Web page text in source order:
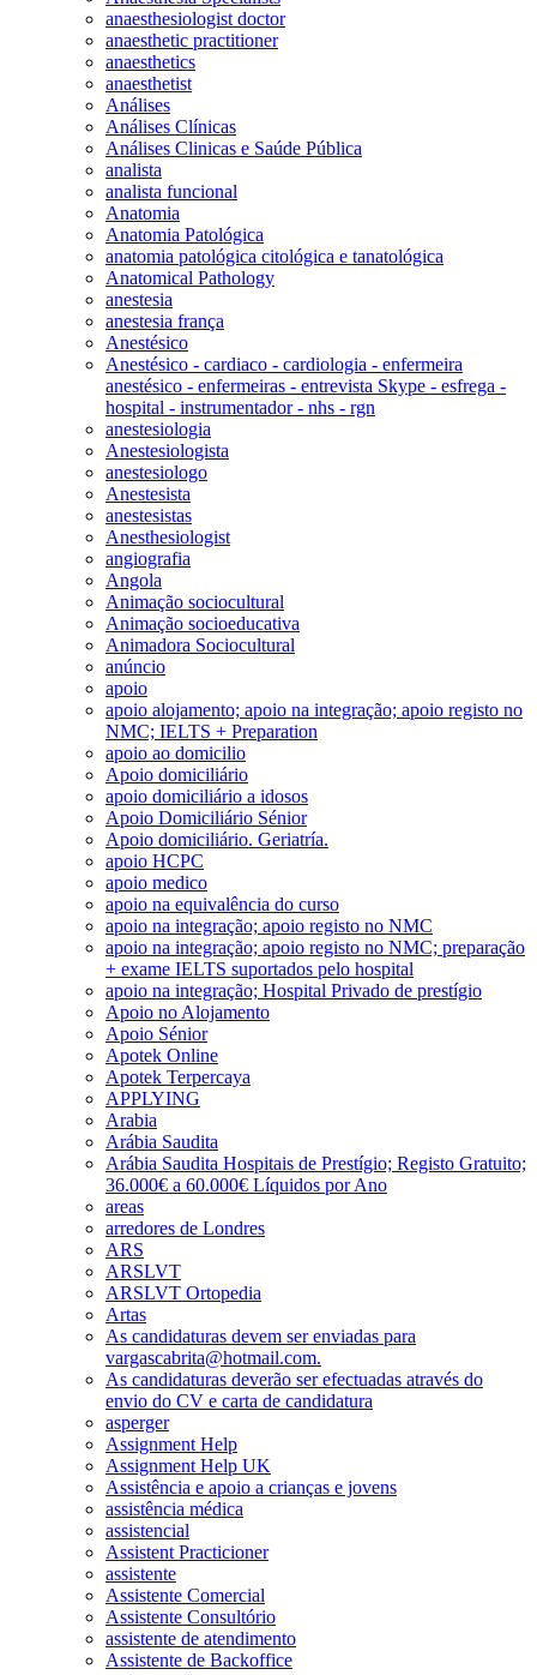
anaesthesiologist doctor
anaesthetic practitioner
anaesthetics
anaesthetist
Análises
Análises Clínicas
Análises Clinicas e Saúde Pública
analista
analista funcional
Anatomia
Anatomia Patológica
anatomia patológica citológica e tanatológica
Anatomical Pathology
anestesia
anestesia frança
Anestésico
Anestésico - cardiaco - cardiologia - enfermeira
anestésico - enfermeiras - entrevista Skype - esfrega -
hospital - instrumentador - nhs - rgn
anestesiologia
Anestesiologista
anestesiologo
Anestesista
anestesistas
Anesthesiologist
angiografia
Angola
Animação sociocultural
Animação socioeducativa
Animadora Sociocultural
anúncio
apoio
apoio alojamento; apoio na integração; apoio registo no
NMC; IELTS + Preparation
apoio ao domicilio
Apoio domiciliário
apoio domiciliário a idosos
Apoio Domiciliário Sénior
Apoio domiciliário. Geriatría.
apoio HCPC
apoio medico
apoio na equivalência do curso
apoio na integração; apoio registo no NMC
apoio na integração; apoio registo no NMC; preparação
+ exame IELTS suportados pelo hospital
apoio na integração; Hospital Privado de prestígio
Apoio no Alojamento
Apoio Sénior
Apotek Online
Apotek Terpercaya
APPLYING
Arabia
Arábia Saudita
Arábia Saudita Hospitais de Prestígio; Registo Gratuito;
36.000€ a 60.000€ Líquidos por Ano
areas
arredores de Londres
ARS
ARSLVT
ARSLVT Ortopedia
Artas
As candidaturas devem ser enviadas para
vargascabrita@hotmail.com.
As candidaturas deverão ser efectuadas através do
envio do CV e carta de candidatura
asperger
Assignment Help
Assignment Help UK
Assistência e apoio a crianças e jovens
assistência médica
assistencial
Assistent Practicioner
assistente
Assistente Comercial
Assistente Consultório
assistente de atendimento
Assistente de Backoffice